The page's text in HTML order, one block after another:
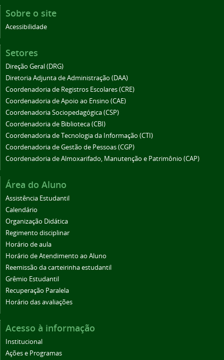
Sobre o site
Acessibilidade
Setores
Direção Geral (DRG)
Diretoria Adjunta de Administração (DAA)
Coordenadoria de Registros Escolares (CRE)
Coordenadoria de Apoio ao Ensino (CAE)
Coordenadoria Sociopedagógica (CSP)
Coordenadoria de Biblioteca (CBI)
Coordenadoria de Tecnologia da Informação (CTI)
Coordenadoria de Gestão de Pessoas (CGP)
Coordenadoria de Almoxarifado, Manutenção e Patrimônio (CAP)
Área do Aluno
Assistência Estudantil
Calendário
Organização Didática
Regimento disciplinar
Horário de aula
Horário de Atendimento ao Aluno
Reemissão da carteirinha estudantil
Grêmio Estudantil
Recuperação Paralela
Horário das avaliações
Acesso à informação
Institucional
Ações e Programas